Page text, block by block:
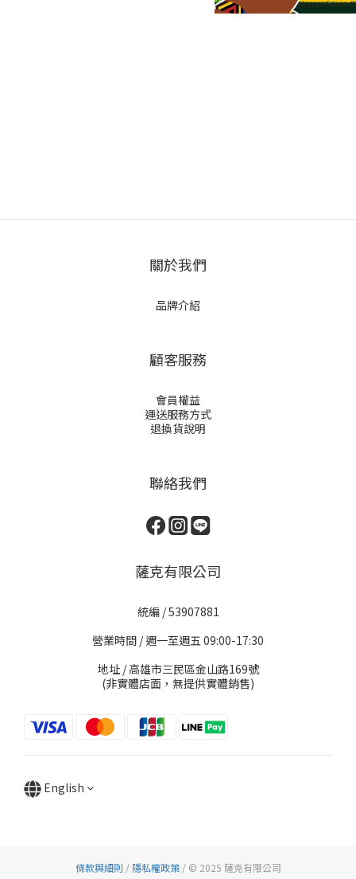
關於我們
品牌介紹
顧客服務
會員權益
運送服務方式
退換貨說明
聯絡我們
薩克有限公司
統編 / 53907881
營業時間 / 週一至週五 09:00-17:30
地址 / 高雄市三民區金山路169號
(非實體店面，無提供實體銷售)
English
條款與細則 / 隱私權政策/ © 2025 薩克有限公司